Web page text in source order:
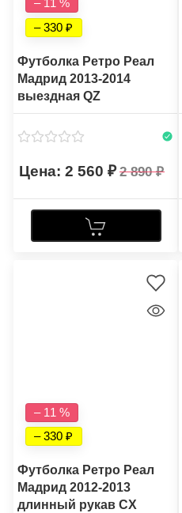
– 11 %
– 330
Футболка Ретро Реал
Мадрид 2013-2014
выездная QZ
2 560 2 890
– 11 %
– 330
Футболка Ретро Реал
Мадрид 2012-2013
длинный рукав CX